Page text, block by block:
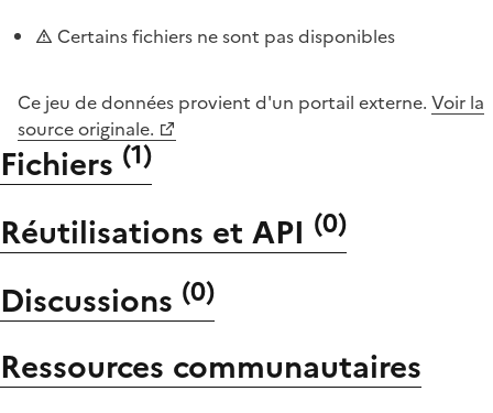
Certains fichiers ne sont pas disponibles
Ce jeu de données provient d'un portail externe. Voir la
source originale.
Fichiers (1)
Réutilisations et API (0)
Discussions (0)
Ressources communautaires